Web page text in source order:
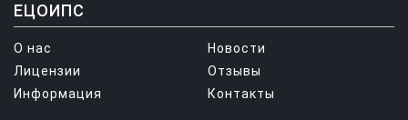
ЕЦОИПС
О нас
Новости
Лицензии
Отзывы
Информация
Контакты